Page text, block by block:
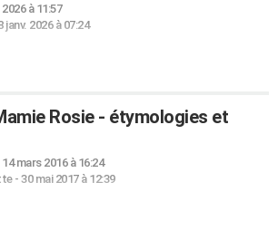
2026 à 11:57
janv. 2026 à 07:24
Rosie - étymologies et
14 mars 2016 à 16:24
- 30 mai 2017 à 12:39